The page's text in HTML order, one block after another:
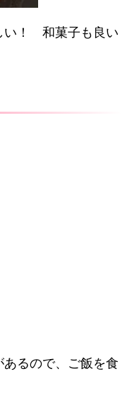
い！ 和菓子も良い
るので、ご飯を食